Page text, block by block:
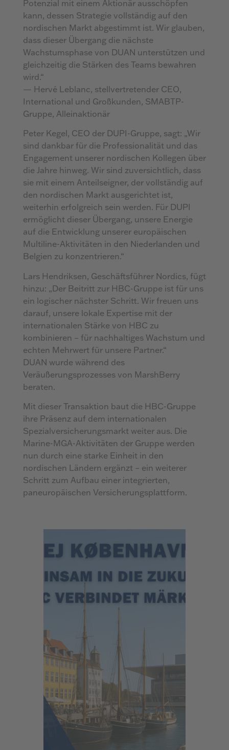
Potenzial mit einem Aktionär ausschöpfen
kann, dessen Strategie vollständig auf den
nordischen Markt abgestimmt ist. Wir glauben,
dass dieser Übergang die nächste
Wachstumsphase von DUAN unterstützen und
gleichzeitig die Stärken des Teams bewahren
wird.“
— Hervé Leblanc, stellvertretender CEO,
International und Großkunden, SMABTP-
Gruppe, Alleinaktionär
Peter Kegel, CEO der DUPI-Gruppe, sagt: „Wir
sind dankbar für die Professionalität und das
Engagement unserer nordischen Kollegen über
die Jahre hinweg. Wir sind zuversichtlich, dass
sie mit einem Anteilseigner, der vollständig auf
den nordischen Markt ausgerichtet ist,
weiterhin erfolgreich sein werden. Für DUPI
ermöglicht dieser Übergang, unsere Energie
auf die Entwicklung unserer europäischen
Multiline-Aktivitäten in den Niederlanden und
Belgien zu konzentrieren.“
Lars Hendriksen, Geschäftsführer Nordics, fügt
hinzu: „Der Beitritt zur HBC-Gruppe ist für uns
ein logischer nächster Schritt. Wir freuen uns
darauf, unsere lokale Expertise mit der
internationalen Stärke von HBC zu
kombinieren – für nachhaltiges Wachstum und
echten Mehrwert für unsere Partner.“
DUAN wurde während des
Veräußerungsprozesses von MarshBerry
beraten.
Mit dieser Transaktion baut die HBC-Gruppe
ihre Präsenz auf dem internationalen
Spezialversicherungsmarkt weiter aus. Die
Marine-MGA-Aktivitäten der Gruppe werden
nun durch eine starke Einheit in den
nordischen Ländern ergänzt – ein weiterer
Schritt zum Aufbau einer integrierten,
paneuropäischen Versicherungsplattform.